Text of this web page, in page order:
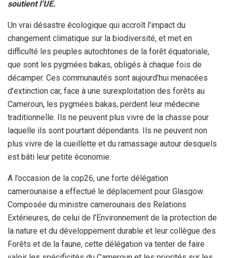
soutient l’UE.
Un vrai désastre écologique qui accroît l’impact du
changement climatique sur la biodiversité, et met en
difficulté les peuples autochtones de la forêt équatoriale,
que sont les pygmées bakas, obligés à chaque fois de
décamper. Ces communautés sont aujourd’hui menacées
d’extinction car, face à une surexploitation des forêts au
Cameroun, les pygmées bakas, perdent leur médecine
traditionnelle. Ils ne peuvent plus vivre de la chasse pour
laquelle ils sont pourtant dépendants. Ils ne peuvent non
plus vivre de la cueillette et du ramassage autour desquels
est bâti leur petite économie.
A l’occasion de la cop26, une forte délégation
camerounaise a effectué le déplacement pour Glasgow.
Composée du ministre camerounais des Relations
Extérieures, de celui de l’Environnement de la protection de
la nature et du développement durable et leur collègue des
Forêts et de la faune, cette délégation va tenter de faire